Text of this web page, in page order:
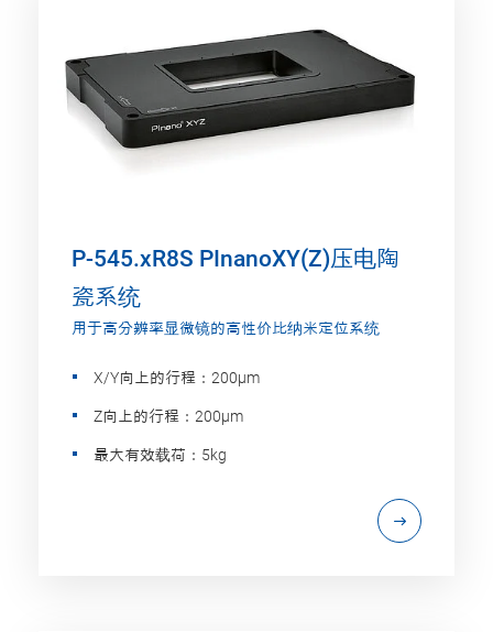
P-545.xR8S PInanoXY(Z)压电陶
瓷系统
用于高分辨率显微镜的高性价比纳米定位系统
X/Y向上的行程：200µm
Z向上的行程：200µm
最大有效载荷：5kg